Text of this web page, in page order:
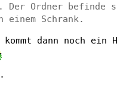
Der Ordner befinde
einem Schrank.
dann noch ein